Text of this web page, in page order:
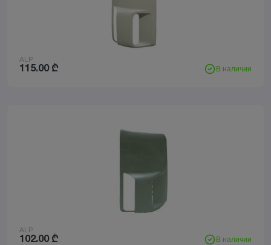
ALP
В наличии
115.00 ₾
ALP
В наличии
102.00 ₾